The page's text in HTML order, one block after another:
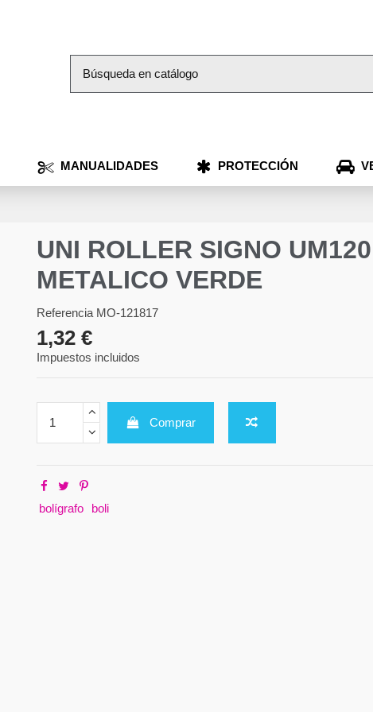
MANUALIDADES PROTECCIÓN
UNI ROLLER SIGNO
METALICO VERDE
Referencia MO-121817
1,32 €
Impuestos incluidos
Comprar
bolígrafo boli